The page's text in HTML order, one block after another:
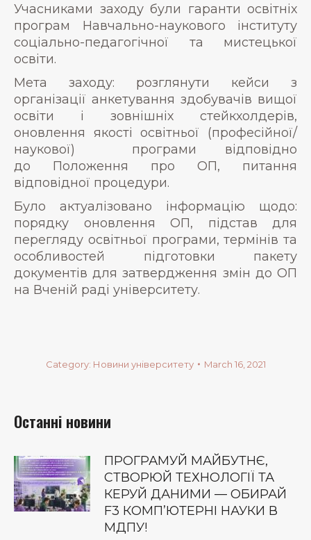
Учасниками заходу були гаранти освітніх
програм Навчально-наукового інституту
соціально-педагогічної та мистецької
освіти.
Мета заходу: розглянути кейси з
організації анкетування здобувачів вищої
освіти і зовнішніх стейкхолдерів,
оновлення якості освітньої (професійної/
наукової) програми відповідно
до Положення про ОП, питання
відповідної процедури.
Було актуалізовано інформацію щодо:
порядку оновлення ОП, підстав для
перегляду освітньої програми, термінів та
особливостей підготовки пакету
документів для затвердження змін до ОП
на Вченій раді університету.
Category: Новини університету March 16, 2021
Останні новини
ПРОГРАМУЙ МАЙБУТНЄ,
СТВОРЮЙ ТЕХНОЛОГІЇ ТА
КЕРУЙ ДАНИМИ — ОБИРАЙ
F3 КОМП’ЮТЕРНІ НАУКИ В
МДПУ!